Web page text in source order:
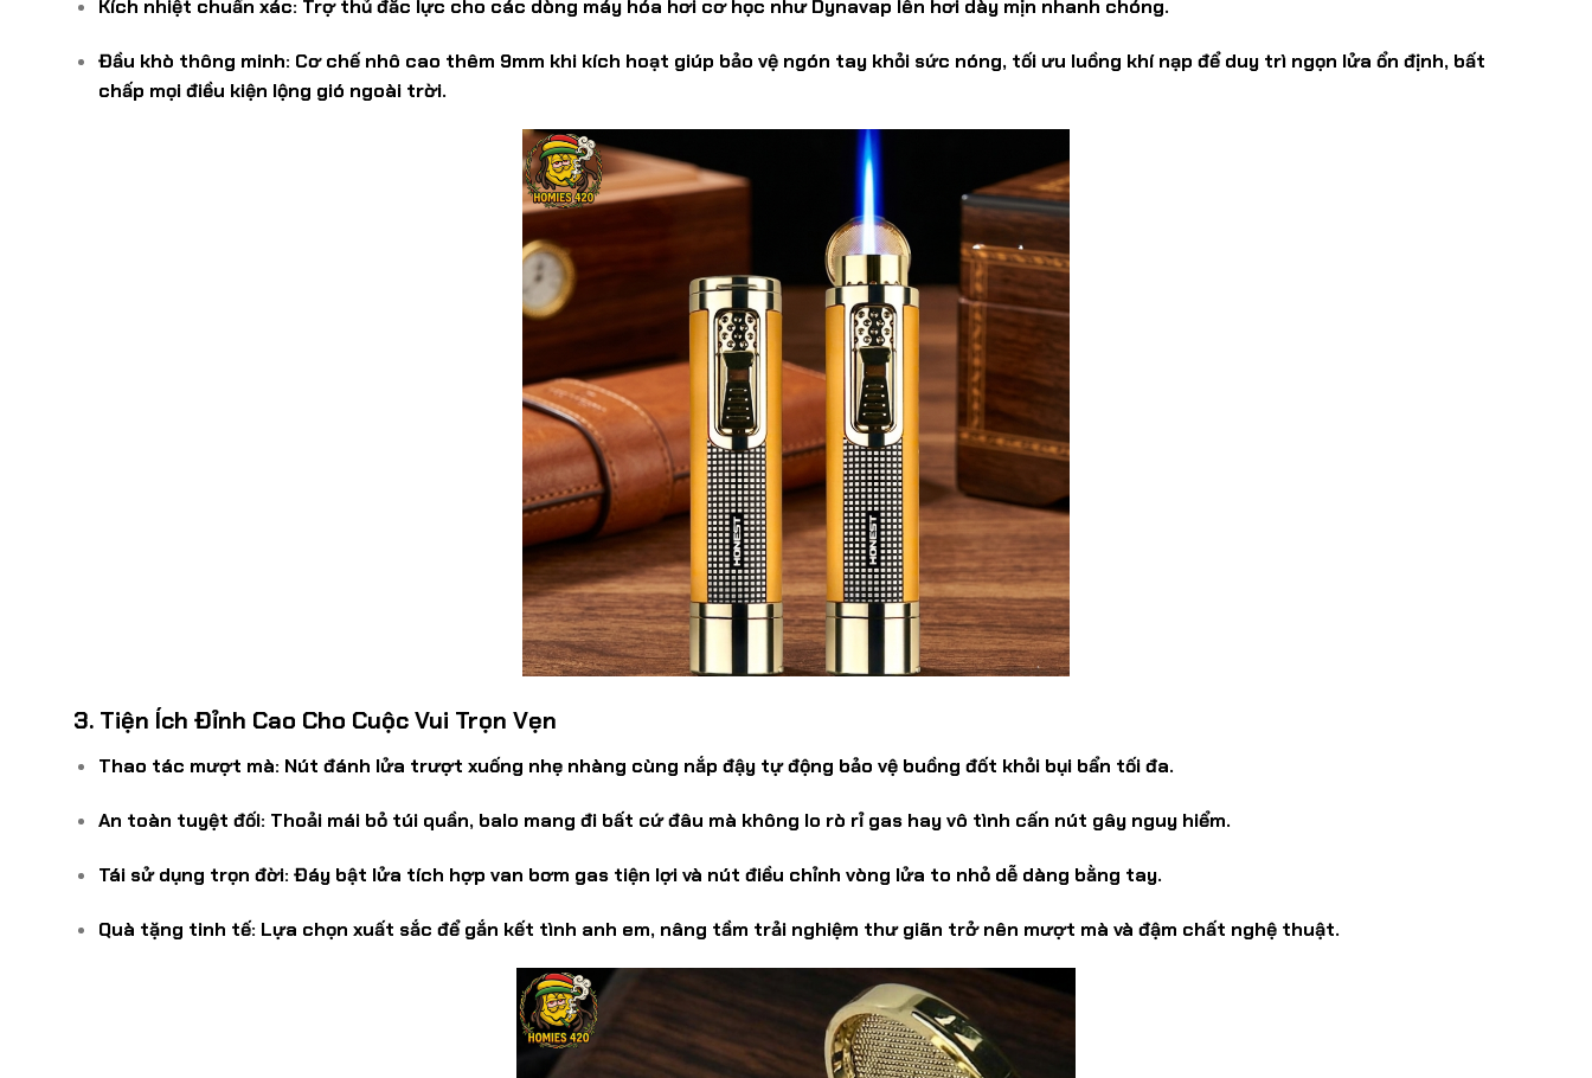
Kích nhiệt chuẩn xác: Trợ thủ đắc lực cho các dòng máy hóa hơi cơ học như Dynavap lên hơi dày mịn nhanh chóng.
Đầu khò thông minh: Cơ chế nhô cao thêm 9mm khi kích hoạt giúp bảo vệ ngón tay khỏi sức nóng, tối ưu luồng khí nạp để duy trì ngọn lửa ổn định, bất
chấp mọi điều kiện lộng gió ngoài trời.
3. Tiện Ích Đỉnh Cao Cho Cuộc Vui Trọn Vẹn
Thao tác mượt mà: Nút đánh lửa trượt xuống nhẹ nhàng cùng nắp đậy tự động bảo vệ buồng đốt khỏi bụi bẩn tối đa.
An toàn tuyệt đối: Thoải mái bỏ túi quần, balo mang đi bất cứ đâu mà không lo rò rỉ gas hay vô tình cấn nút gây nguy hiểm.
Tái sử dụng trọn đời: Đáy bật lửa tích hợp van bơm gas tiện lợi và nút điều chỉnh vòng lửa to nhỏ dễ dàng bằng tay.
Quà tặng tinh tế: Lựa chọn xuất sắc để gắn kết tình anh em, nâng tầm trải nghiệm thư giãn trở nên mượt mà và đậm chất nghệ thuật.